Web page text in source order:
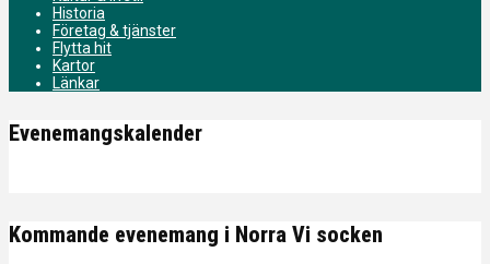
Historia
Företag & tjänster
Flytta hit
Kartor
Länkar
Evenemangskalender
Kommande evenemang i Norra Vi socken